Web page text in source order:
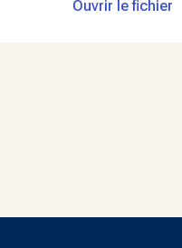
Ouvrir le fichier